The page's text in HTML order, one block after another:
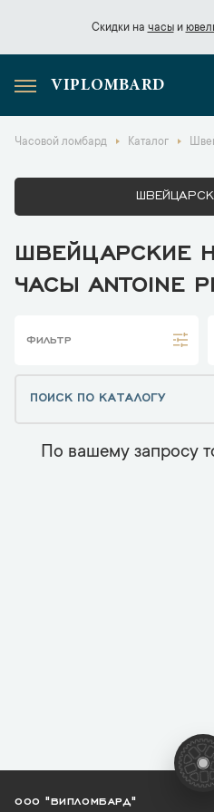
Скидки на часыи
Скидки начасы
VIPLOMBARD
Часовой ломбард Каталог
ШВЕЙЦАРСКИЕ
ЧАСЫ ANTOINE
ФИЛЬТР
По вашему запросу
ООО "ВИПЛОМБАРД"